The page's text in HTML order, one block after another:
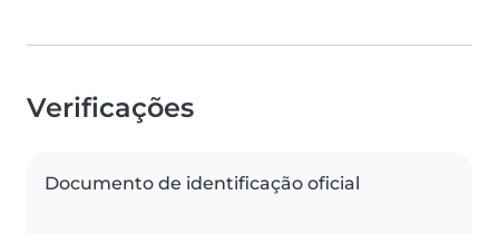
Verificações
Documento de identificação oficial